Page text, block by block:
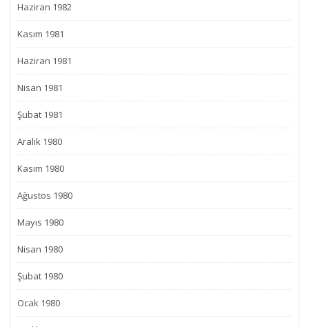
Haziran 1982
Kasım 1981
Haziran 1981
Nisan 1981
Şubat 1981
Aralık 1980
Kasım 1980
Ağustos 1980
Mayıs 1980
Nisan 1980
Şubat 1980
Ocak 1980